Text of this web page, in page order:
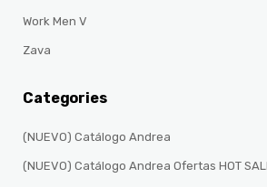
Work Men V
Zava
Categories
(NUEVO) Catálogo Andrea
(NUEVO) Catálogo Andrea Ofertas HOT